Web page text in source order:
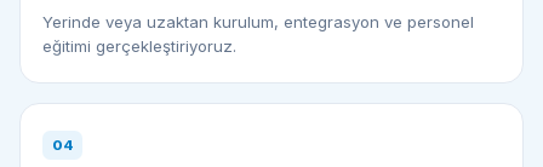
Yerinde veya uzaktan kurulum, entegrasyon ve personel
eğitimi gerçekleştiriyoruz.
04